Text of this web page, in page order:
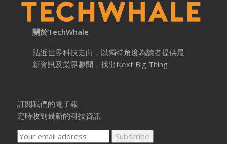
關於TechWhale
貼近世界科技走向，以獨特角度為讀者提供最
新資訊及業界趣聞，找出Next Big Thing
訂閱我們的電子報
定時收到最新的科技資訊